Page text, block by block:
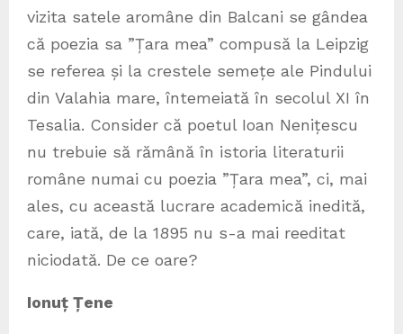
vizita satele aromâne din Balcani se gândea
că poezia sa ”Țara mea” compusă la Leipzig
se referea și la crestele semețe ale Pindului
din Valahia mare, întemeiată în secolul XI în
Tesalia. Consider că poetul Ioan Nenițescu
nu trebuie să rămână în istoria literaturii
române numai cu poezia ”Țara mea”, ci, mai
ales, cu această lucrare academică inedită,
care, iată, de la 1895 nu s-a mai reeditat
niciodată. De ce oare?
Ionuț Țene